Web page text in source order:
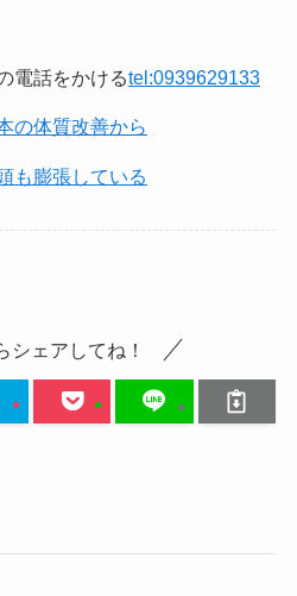
電話をかけるtel:0939629133
の体質改善から
も膨張している
シェアしてね！